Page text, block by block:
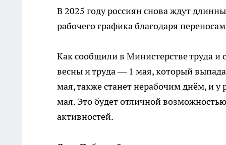
В 2025 году россиян снова ждут
рабочего графика благодаря
Как сообщили в Министерстве труда и
весны и труда — 1 мая, который
мая, также станет нерабочим днём, и
мая. Это будет отличной
активностей.